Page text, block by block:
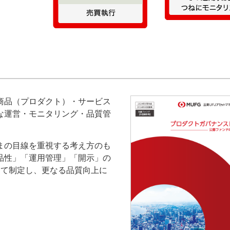
（プロダクト）・サービス
営・モニタリング・品質管
目線を重視する考え方のも
性」「運用管理」「開示」の
制定し、更なる品質向上に